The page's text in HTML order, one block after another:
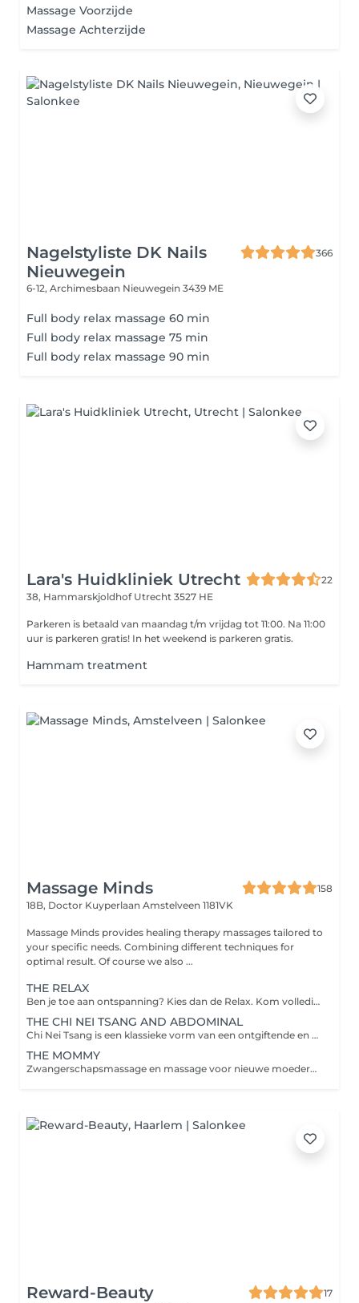
Massage Voorzijde
Massage Achterzijde
Nagelstyliste DK Nails
Nieuwegein
366
6-12, Archimesbaan Nieuwegein 3439 ME
Full body relax massage 60 min
Full body relax massage 75 min
Full body relax massage 90 min
Lara's Huidkliniek Utrecht
22
38, Hammarskjoldhof Utrecht 3527 HE
Parkeren is betaald van maandag t/m vrijdag tot 11:00. Na 11:00
uur is parkeren gratis! In het weekend is parkeren gratis.
Hammam treatment
Massage Minds
158
18B, Doctor Kuyperlaan Amstelveen 1181VK
Massage Minds provides healing therapy massages tailored to
your specific needs. Combining different techniques for
optimal result. Of course we also ...
THE RELAX
Ben je toe aan ontspanning? Kies dan de Relax. Kom volledig tot rust, laat spanningen los en ervaar nieuwe energie. De ultieme ontspanningsmassage op maat gemaakt naar uw wensen. In deze massage is de aandacht erop gericht om enerzijds via zachte aanraking het lichaam te laten ontspannen en anderzijds wat steviger te werken op stress punten in het lichaam zodat deze oplossen en de energie weer vrij kan stromen. Het lichaam is de weg weg van het denken. Daarom moeten we ons weer lekker voelen in dat lichaam zodat we daar graag verblijven. Ook gebruiken enkele therapeuten Reiki. Onze massages worden altijd gegeven vanuit een holistisch oogpunt.
THE CHI NEI TSANG AND ABDOMINAL
Chi Nei Tsang is een klassieke vorm van een ontgiftende en energie stimulerende buikmassage. De techniek combineert Chinese en Thaise massage- en meditatietechnieken, waardoor het absoluut anders is dan alle andere helende behandelingen. Chi, de levenskracht-energie, beweegt door de interne kanalen; het zenuwstelsel, de bloedvaten en de lymfeklieren van het lichaam. Deze systemen kruisen elkaar en concentreren zich in het buikgebied waar het enterisch zenuwstelsel zich bevind. Dit enterisch zenuwstelsel kan deze systemen beïnvloeden. Zorgen en spanningen van de dag, de maand of het jaar concentreren zich in het buikgebied en kunnen daar vast komen te zitten. Deze verstoringen kunnen fysieke knopen van de zenuwen, bloedvaten en lymfeklieren veroorzaken. Het resultaat is de geleidelijke obstructie van de energiecirculatie. Dit kan leiden tot een aantal ziekten waaronder, maar niet beperkt tot, maagpijn, constipatie, een opgeblazen gevoel, slapeloosheid, slechte huidkwaliteit en een onvermogen om gewicht te verliezen.
THE MOMMY
Zwangerschapsmassage en massage voor nieuwe moeders. Studies wijzen uit dat massage therapie die tijdens de zwangerschap wordt uitgevoerd, de angst kan verminderen, symptomen van depressie kan verminderen, spier en gewrichtspijn kan verlichten en de uitkomsten van de bevalling en de gezondheidszorg van de pasgeboren baby kan verbeteren. Het doel van de massage is om de spierspanning te ontspannen en te verbeteren lymfatische en bloedcirculatie lichte druk uitgeoefend op de spiergroepen van het lichaam. De massage is aanbevolen tijdens de zwangerschap omdat het veel voorkomende ongemakken oplost in hormoonhuishouding. Na de bevalling heeft de moeder een flinke prestatie geleverd en kan de massage ondersteuning bieden in het herstel maar ook kan het helpen bij de borstvoeding.
Reward-Beauty
17